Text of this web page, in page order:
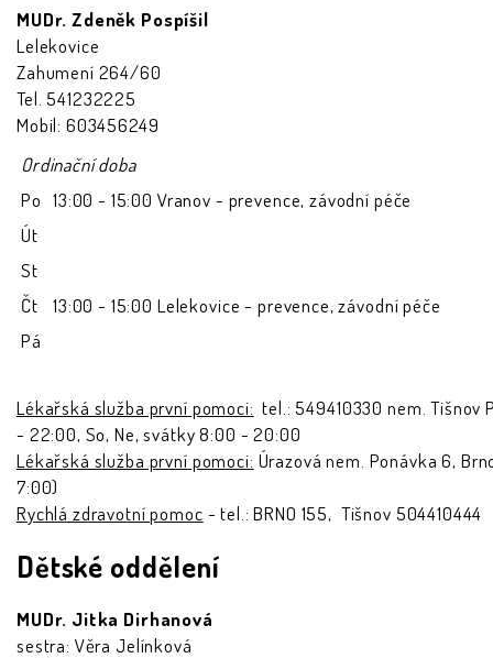
MUDr. Zdeněk Pospíšil
Lelekovice
Zahumení 264/60
Tel. 541232225
Mobil: 603456249
Ordinační doba
Po 13:00 - 15:00 Vranov - prevence, závodní péče
Út
St
Čt
13:00 - 15:00 Lelekovice - prevence, závodní péče
Pá
Lékařská služba první pomoci: tel.: 549410330 nem. Tišnov
- 22:00, So, Ne, svátky 8:00 - 20:00
Lékařská služba první pomoci: Úrazová nem. Ponávka 6,
7:00)
Rychlá zdravotní pomoc - tel.: BRNO 155, Tišnov 504410444
Dětské oddělení
MUDr. Jitka Dirhanová
sestra: Věra Jelínková